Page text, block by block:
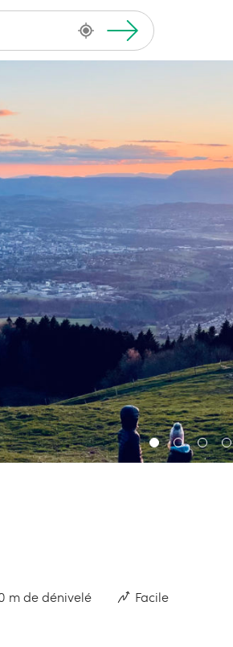
m de dénivelé
Facile